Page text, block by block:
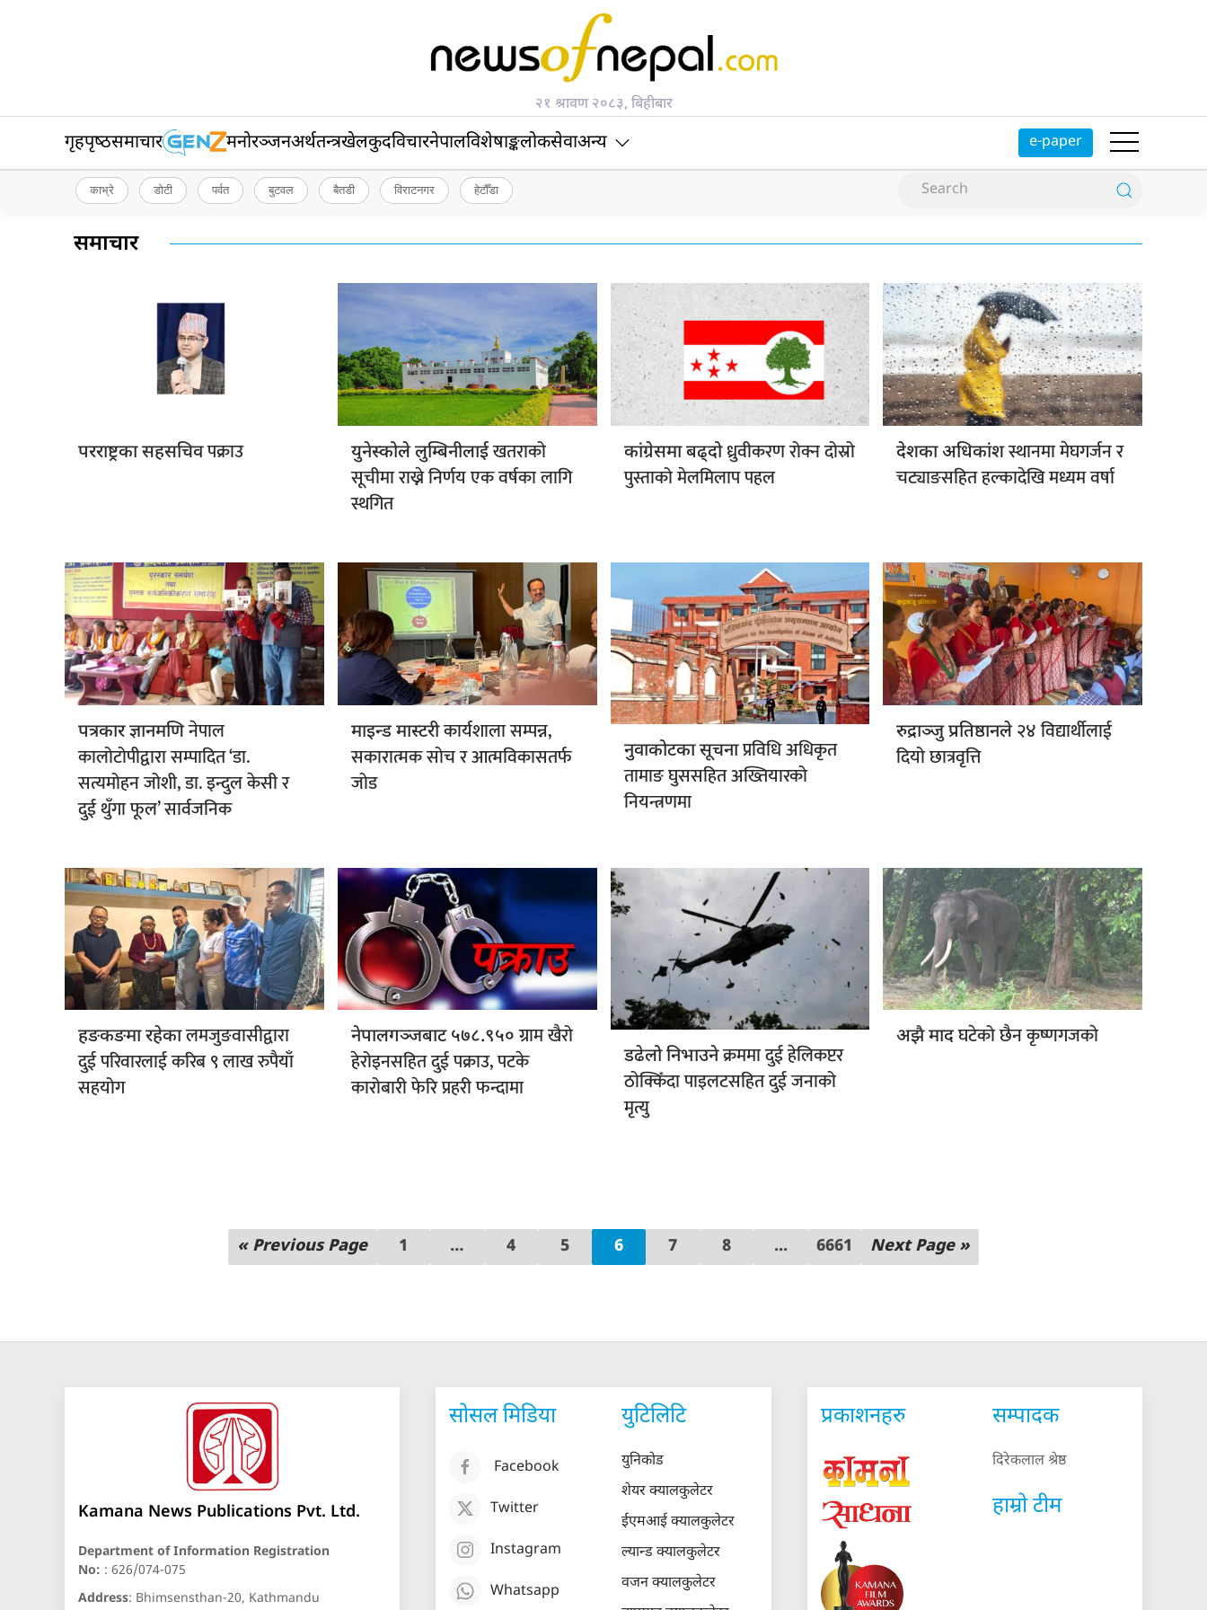
२१ श्रावण २०८३, बिहीबार
गृहपृष्‍ठसमाचार मनोरञ्जनअर्थतन्त्रखेलकुदविचारनेपालविशेषाङ्कलोकसेवाअन्य e-paper
काभ्रे डोटी पर्वत बुटवल बैतडी विराटनगर हेटौँडा
समाचार
परराष्ट्रका सहसचिवपक्राउ युनेस्कोले लुम्बिनीलाईखतराको
सूचीमा राख्ने निर्णय एक वर्षका लागि
स्थगित
कांग्रेसमा बढ्दोध्रुवीकरण रोक्न दोस्रो
पुस्ताको मेलमिलाप पहल
देशका अधिकांशस्थानमा मेघगर्जन र
चट्याङसहित हल्कादेखि मध्यम वर्षा
पत्रकार ज्ञानमणिनेपाल
कालोटोपीद्वारा सम्पादित ‘डा.
सत्यमोहन जोशी, डा. इन्दुल केसी र
दुई थुँगा फूल’ सार्वजनिक
माइन्ड मास्टरीकार्यशाला सम्पन्न,
सकारात्मक सोच र आत्मविकासतर्फ
जोड
नुवाकोटका सूचनाप्रविधि अधिकृत
तामाङ घुससहित अख्तियारको
नियन्त्रणमा
रुद्राञ्जु प्रतिष्ठानले२४ विद्यार्थीलाई
दियो छात्रवृत्ति
हङकङमा रहेकालमजुङवासीद्वारा
दुई परिवारलाई करिब ९ लाख रुपैयाँ
सहयोग
नेपालगञ्जबाट ५७८.९५०ग्राम खैरो
हेरोइनसहित दुई पक्राउ, पटके
कारोबारी फेरि प्रहरी फन्दामा
डढेलो निभाउनेक्रममा दुई हेलिकप्टर
ठोक्किँदा पाइलटसहित दुई जनाको
मृत्यु
अझै मादघटेको छैन कृष्णगजकाे
« Previous Page 1 … 4 5 6 7 8 ... 6661 Next Page »
Kamana News Publications Pvt. Ltd.
Department of Information Registration
No: : 626/074-075
Address: Bhimsensthan-20, Kathmandu
सोसल मिडिया
Facebook
Twitter
Instagram
Whatsapp
युटिलिटि
युनिकोड
शेयर क्यालकुलेटर
ईएमआई क्यालकुलेटर
ल्यान्ड क्यालकुलेटर
वजन क्यालकुलेटर
प्रकाशनहरु सम्पादक
दिरेकलाल श्रेष्ठ
हाम्रो टीम